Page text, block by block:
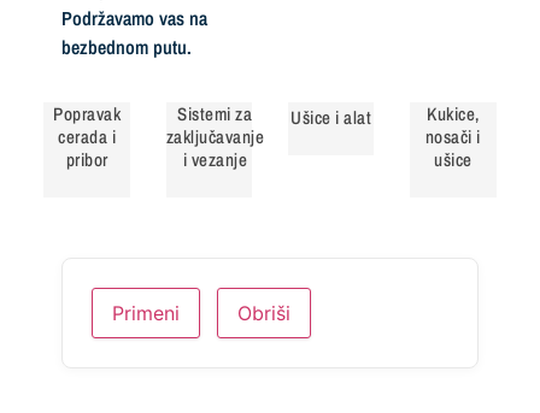
Podržavamo vas na
bezbednom putu.
Popravak
cerada i
pribor
Sistemi za
zaključavanje
i vezanje
Ušice i alat
Kukice,
nosači i
ušice
Primeni Obriši